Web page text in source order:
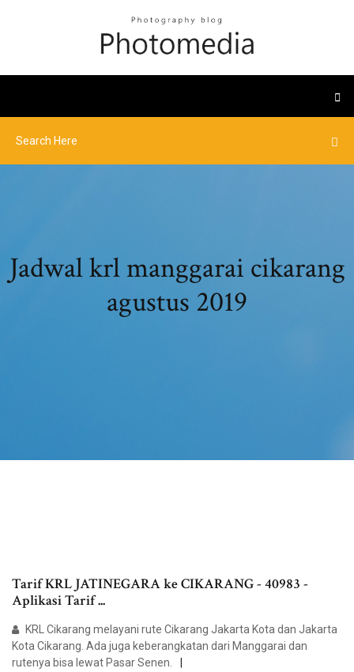
Jadwal krl manggarai cikarang
agustus 2019
Tarif KRL JATINEGARA ke CIKARANG - 40983 -
Aplikasi Tarif ...
KRL Cikarang melayani rute Cikarang Jakarta Kota dan Jakarta
Kota Cikarang. Ada juga keberangkatan dari Manggarai dan
rutenya bisa lewat Pasar Senen.